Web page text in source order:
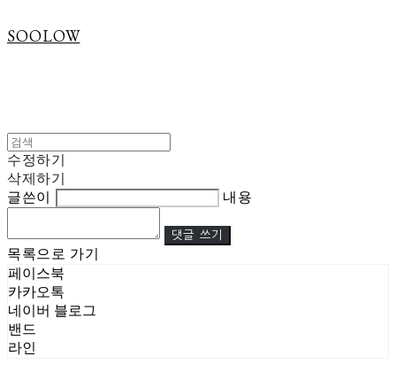
SOOLOW
수정하기
삭제하기
글쓴이
내용
댓글 쓰기
목록으로 가기
페이스북
카카오톡
네이버 블로그
밴드
라인